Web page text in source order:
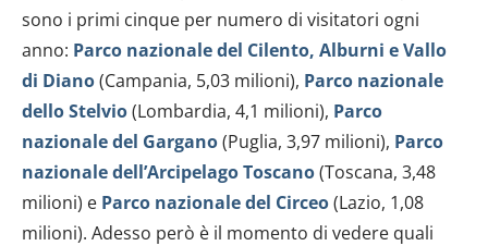
sono i primi cinque per numero di visitatori ogni
anno: Parco nazionale del Cilento, Alburni e Vallo
di Diano(Campania, 5,03 milioni), Parco nazionale
dello Stelvio(Lombardia, 4,1 milioni), Parco
nazionale del Gargano(Puglia, 3,97 milioni), Parco
nazionale dell’Arcipelago Toscano(Toscana, 3,48
milioni) e Parco nazionale del Circeo(Lazio, 1,08
milioni). Adesso però è il momento di vedere quali